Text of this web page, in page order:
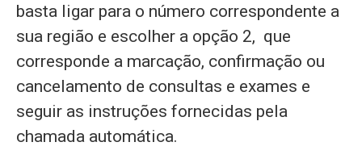
basta ligar para o número correspondente a
sua região e escolher a opção 2, que
corresponde a marcação, confirmação ou
cancelamento de consultas e exames e
seguir as instruções fornecidas pela
chamada automática.